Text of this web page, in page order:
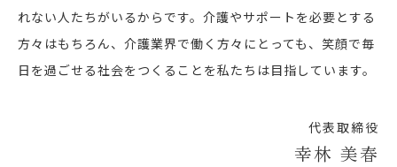
れない人たちがいるからです。介護やサポートを必要とする
方々はもちろん、介護業界で働く方々にとっても、笑顔で毎
日を過ごせる社会をつくることを私たちは目指しています。
代表取締役
幸林 美春